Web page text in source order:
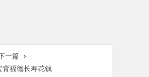
一篇
背福德长寿花钱